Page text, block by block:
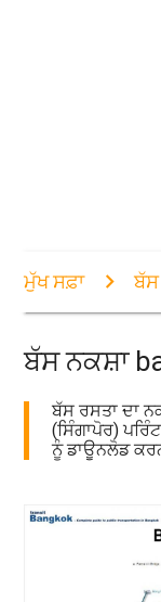
ਮੁੱਖ ਸਫ਼ਾ ਬੱਸ
ਬੱਸ ਨਕਸ਼ਾ
ਬੱਸ ਰਸਤਾ ਦਾ
(ਸਿੰਗਾਪੋਰ)
ਨੂੰ ਡਾਊਨਲੋਡ